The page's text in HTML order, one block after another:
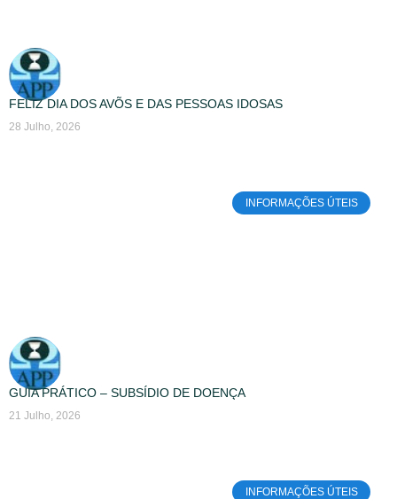
FELIZ DIA DOS AVÕS E DAS PESSOAS IDOSAS
28 Julho, 2026
INFORMAÇÕES ÚTEIS
GUIA PRÁTICO – SUBSÍDIO DE DOENÇA
21 Julho, 2026
INFORMAÇÕES ÚTEIS